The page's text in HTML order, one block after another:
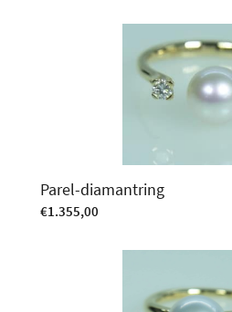
Parel-diamantring
€1.355,00